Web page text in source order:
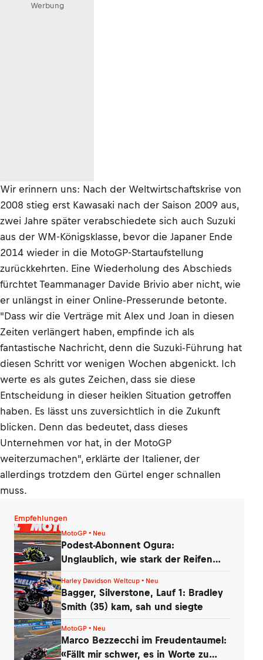
Werbung
Wir erinnern uns: Nach der Weltwirtschaftskrise von
2008 stieg erst Kawasaki nach der Saison 2009 aus,
zwei Jahre später verabschiedete sich auch Suzuki
aus der WM-Königsklasse, bevor die Japaner Ende
2014 wieder in die MotoGP-Startaufstellung
zurückkehrten. Eine Wiederholung des Abschieds
fürchtet Teammanager Davide Brivio aber nicht, wie
er unlängst in einer Online-Presserunde betonte.
"Dass wir die Verträge mit Alex und Joan in diesen
Zeiten verlängert haben, empfinde ich als
fantastische Nachricht, denn die Suzuki-Führung hat
diesen Schritt vor wenigen Wochen abgenickt. Ich
werte es als gutes Zeichen, dass sie diese
Entscheidung in dieser heiklen Situation getroffen
haben. Es lässt uns zuversichtlich in die Zukunft
blicken. Denn das bedeutet, dass dieses
Unternehmen vor hat, in der MotoGP
weiterzumachen", erklärte der Italiener, der
allerdings trotzdem den Gürtel enger schnallen
muss.
Empfehlungen
MotoGP • Neu
Podest-Abonnent Ogura:
Unglaublich, wie stark der Reifen
Harley Davidson Weltcup • Neu
Bagger, Silverstone, Lauf 1: Bradley
Smith (35) kam, sah und siegte
MotoGP • Neu
Marco Bezzecchi im Freudentaumel:
«Fällt mir schwer, es in Worte zu